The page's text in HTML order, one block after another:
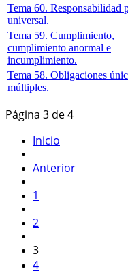
Tema 60. Responsabilidad
universal.
Tema 59. Cumplimiento,
cumplimiento anormal e
incumplimiento.
Tema 58. Obligaciones
múltiples.
Página 3 de 4
Inicio
Anterior
1
2
3
4